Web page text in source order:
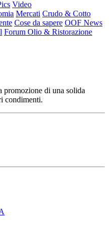
Video
Mercati Crudo & Cotto
Cose da sapere OOF News
Forum Olio & Ristorazione
promozione di una solida
condimenti.